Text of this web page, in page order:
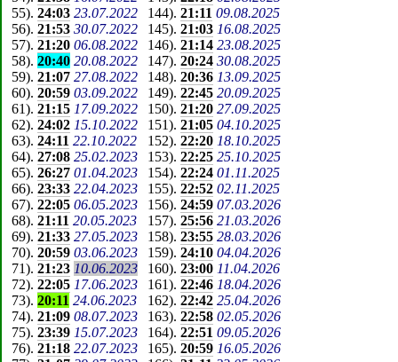
55). 24:03 23.07.2022 144).21:11 09.08.2025
56). 21:53 30.07.2022 145). 21:03 16.08.2025
57). 21:20 06.08.2022 146). 21:14 23.08.2025
58). 20:40 20.08.2022 147). 20:24 30.08.2025
59). 21:07 27.08.2022 148). 20:36 13.09.2025
60). 20:59 03.09.2022 149). 22:45 20.09.2025
61). 21:15 17.09.2022 150). 21:20 27.09.2025
62). 24:02 15.10.2022 151). 21:05 04.10.2025
63).24:11 22.10.2022 152). 22:20 18.10.2025
64). 27:08 25.02.2023 153). 22:25 25.10.2025
65). 26:27 01.04.2023 154).22:24 01.11.2025
66). 23:33 22.04.2023 155).22:52 02.11.2025
67). 22:05 06.05.2023 156). 24:59 07.03.2026
68).21:11 20.05.2023 157). 25:56 21.03.2026
69). 21:33 27.05.2023 158). 23:55 28.03.2026
70). 20:59 03.06.2023 159). 24:10 04.04.2026
71). 21:23 10.06.2023 160).23:00 11.04.2026
72). 22:05 17.06.2023 161). 22:46 18.04.2026
73).20:11 24.06.2023 162). 22:42 25.04.2026
74). 21:09 08.07.2023 163). 22:58 02.05.2026
75). 23:39 15.07.2023 164). 22:51 09.05.2026
76). 21:18 22.07.2023 165). 20:59 16.05.2026